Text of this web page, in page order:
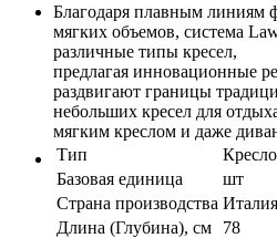
Благодаря плавным линиям
мягких объемов, система
различные типы кресел,
предлагая инновационные
раздвигают границы
небольших кресел для
мягким креслом и даже
Тип
Кресло
Базовая единица
шт
Страна производства Италия
Длина (Глубина), см
78